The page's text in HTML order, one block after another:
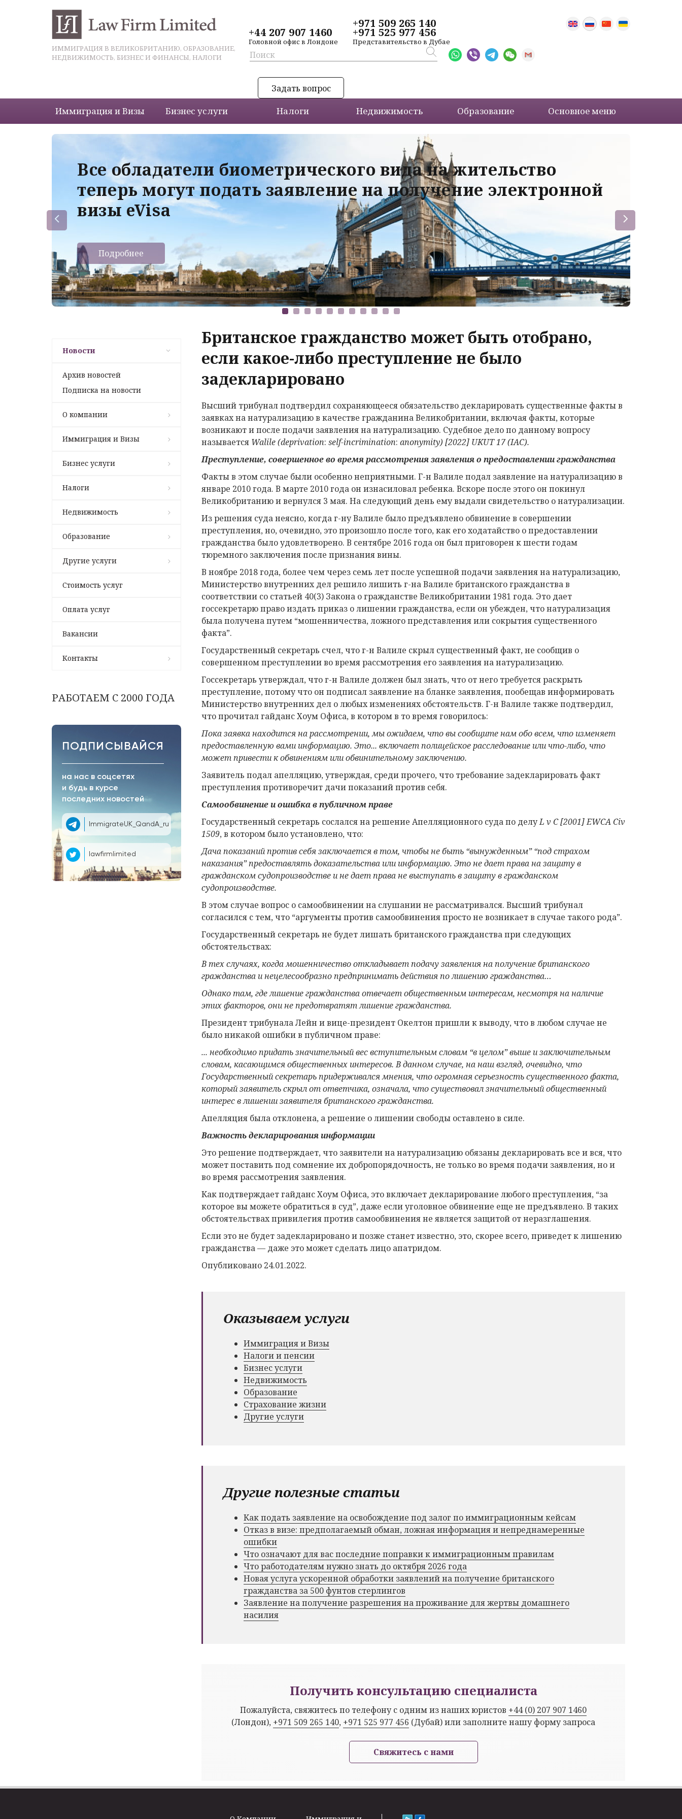
ИММИГРАЦИЯ В ВЕЛИКОБРИТАНИЮ, ОБРАЗОВАНИЕ,
НЕДВИЖИМОСТЬ, БИЗНЕС И ФИНАНСЫ, НАЛОГИ
+44 207 907 1460
Головной офис в Лондоне
+971 509 265 140
+971 525 977 456
Представительство в Дубае
Задать вопрос
Иммиграция и Визы Бизнес услуги Налоги Недвижимость Образование Основное меню
Все обладатели биометрического вида на жительство
теперь могут подать заявление на получение электронной
визы eVisa
Подробнее
Новости
Архив новостей
Подписка на новости
О компании
Иммиграция и Визы
Бизнес услуги
Налоги
Недвижимость
Образование
Другие услуги
Стоимость услуг
Оплата услуг
Вакансии
Контакты
РАБОТАЕМ С 2000 ГОДА
ПОДПИСЫВАЙСЯ
на нас в соцсетях
и будь в курсе
последних новостей
ImmigrateUK_QandA_ru
lawfirmlimited
Британское гражданство может быть отобрано,
если какое-либо преступление не было
задекларировано
Высший трибунал подтвердил сохраняющееся обязательство декларировать существенные факты в
заявках на натурализацию в качестве гражданина Великобритании, включая факты, которые
возникают и после подачи заявления на натурализацию. Судебное дело по данному вопросу
называется Walile(deprivation: self-incrimination: anonymity) [2022] UKUT17 (IAC).
Преступление, совершенное во время рассмотрения заявления о предоставлении гражданства
Факты в этом случае были особенно неприятными. Г-н Валиле подал заявление на натурализацию в
январе 2010 года. В марте 2010 года он изнасиловал ребенка. Вскоре после этого он покинул
Великобританию и вернулся 3 мая. На следующий день ему выдали свидетельство о натурализации.
Из решения суда неясно, когда г-ну Валиле было предъявлено обвинение в совершении
преступления, но, очевидно, это произошло после того, как его ходатайство о предоставлении
гражданства было удовлетворено. В сентябре 2016 года он был приговорен к шести годам
тюремного заключения после признания вины.
В ноябре 2018 года, более чем через семь лет после успешной подачи заявления на натурализацию,
Министерство внутренних дел решило лишить г-на Валиле британского гражданства в
соответствии со статьей 40(3) Закона о гражданстве Великобритании 1981 года. Это дает
госсекретарю право издать приказ о лишении гражданства, если он убежден, что натурализация
была получена путем “мошенничества, ложного представления или сокрытия существенного
факта”.
Государственный секретарь счел, что г-н Валиле скрыл существенный факт, не сообщив о
совершенном преступлении во время рассмотрения его заявления на натурализацию.
Госсекретарь утверждал, что г-н Валиле должен был знать, что от него требуется раскрыть
преступление, потому что он подписал заявление на бланке заявления, пообещав информировать
Министерство внутренних дел о любых изменениях обстоятельств. Г-н Валиле также подтвердил,
что прочитал гайданс Хоум Офиса, в котором в то время говорилось:
Пока заявка находится на рассмотрении, мы ожидаем, что вы сообщите нам обо всем, что изменяет
предоставленную вами информацию. Это... включает полицейское расследование или что-либо, что
может привести к обвинениям или обвинительному заключению.
Заявитель подал апелляцию, утверждая, среди прочего, что требование задекларировать факт
преступления противоречит дачи показаний против себя.
Самообвинение и ошибка в публичном праве
Государственный секретарь сослался на решение Апелляционного суда по делуL v C[2001]EWCA Civ
1509, в котором было установлено, что:
Дача показаний против себя заключается в том, чтобы не быть “вынужденным” “под страхом
наказания” предоставлять доказательства или информацию. Это не дает права на защиту в
гражданском судопроизводстве и не дает права не выступать в защиту в гражданском
судопроизводстве.
В этом случае вопрос о самообвинении на слушании не рассматривался. Высший трибунал
согласился с тем, что “аргументы против самообвинения просто не возникает в случае такого рода”.
Государственный секретарь не будет лишать британского гражданства при следующих
обстоятельствах:
В тех случаях, когда мошенничество откладывает подачу заявления на получение британского
гражданства и нецелесообразно предпринимать действия по лишению гражданства…
Однако там, где лишениегражданстваотвечает общественным интересам, несмотря на наличие
этих факторов, они не предотвратят лишение гражданства.
Президент трибунала Лейн и вице-президент Окелтон пришли к выводу, что в любом случае не
было никакой ошибки в публичном праве:
... необходимо придать значительный вес вступительным словам “в целом”выше изаключительным
словам, касающимся общественных интересов. В данном случае, на наш взгляд, очевидно, что
Государственный секретарь придерживался мнения, что огромная серьезность существенного факта,
который заявитель скрыл от ответчика, означала, что существовал значительный общественный
интерес в лишении заявителя британского гражданства.
Апелляция была отклонена, а решение о лишении свободы оставлено в силе.
Важностьдекларированияинформации
Это решение подтверждает, что заявители на натурализацию обязаны декларировать все и вся, что
может поставить под сомнение их добропорядочность, не только во время подачи заявления, но и
во время рассмотрения заявления.
Как подтверждает гайданс Хоум Офиса, это включает декларирование любого преступления, “за
которое вы можете обратиться в суд”, даже если уголовное обвинение еще не предъявлено. В таких
обстоятельствах привилегия против самообвинения не является защитой от неразглашения.
Если это не будет задекларировано и позже станет известно, это, скорее всего, приведет к лишению
гражданства — даже это может сделать лицо апатридом.
Опубликовано 24.01.2022.
Оказываем услуги
Иммиграция и Визы
Налоги и пенсии
Бизнес услуги
Недвижимость
Образование
Страхование жизни
Другие услуги
Другие полезные статьи
Как подать заявление на освобождение под залог по иммиграционным кейсам
Отказ в визе: предполагаемый обман, ложная информация и непреднамеренные
ошибки
Что означают для вас последние поправки к иммиграционным правилам
Что работодателям нужно знать до октября 2026 года
Новая услуга ускоренной обработки заявлений на получение британского
гражданства за 500 фунтов стерлингов
Заявление на получение разрешения на проживание для жертвы домашнего
насилия
Получить консультацию специалиста
Пожалуйста, свяжитесь по телефону с одним из наших юристов +44 (0) 207 907 1460
(Лондон), +971 509 265 140, +971 525 977 456 (Дубай) или заполните нашу форму запроса
Свяжитесь с нами